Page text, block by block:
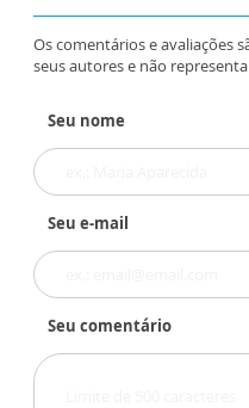
Os comentários e avaliações
seus autores e não
Seu nome
Seu e-mail
Seu comentário